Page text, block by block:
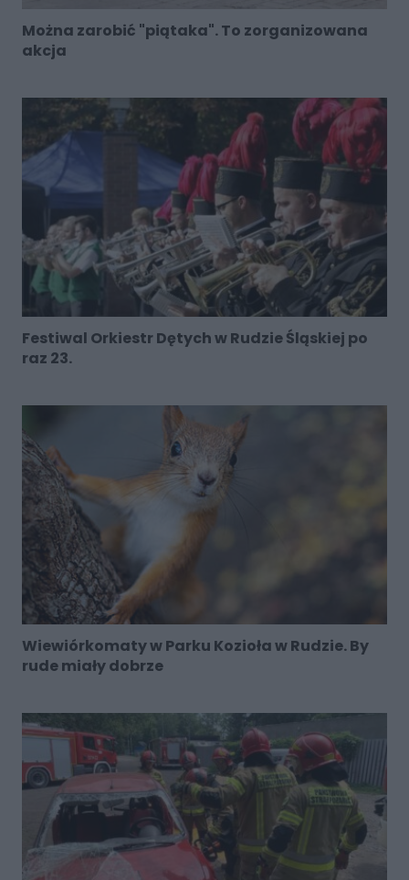
Można zarobić "piątaka". To zorganizowana
akcja
Festiwal Orkiestr Dętych w Rudzie Śląskiej po
raz 23.
Wiewiórkomaty w Parku Kozioła w Rudzie. By
rude miały dobrze